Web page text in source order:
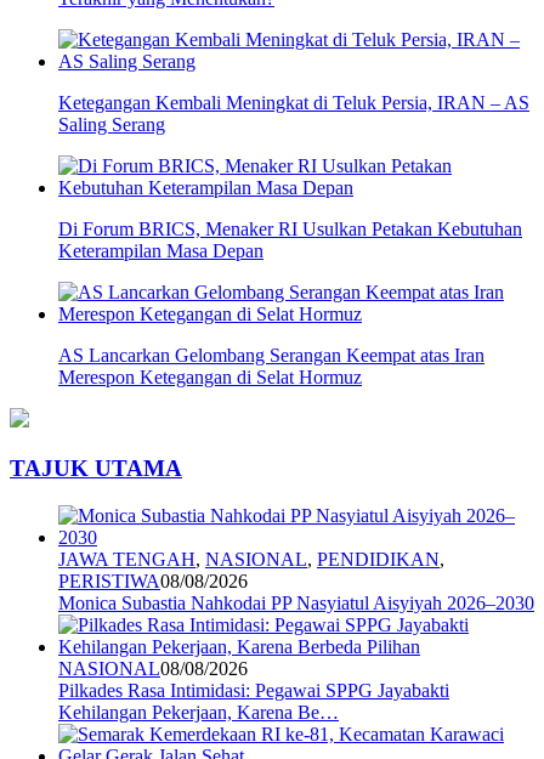
Ketegangan Kembali Meningkat di Teluk Persia, IRAN – AS
Saling Serang
Di Forum BRICS, Menaker RI Usulkan Petakan Kebutuhan
Keterampilan Masa Depan
AS Lancarkan Gelombang Serangan Keempat atas Iran
Merespon Ketegangan di Selat Hormuz
TAJUK UTAMA
JAWA TENGAH, NASIONAL, PENDIDIKAN,
PERISTIWA08/08/2026
Monica Subastia Nahkodai PP Nasyiatul Aisyiyah 2026–2030
NASIONAL08/08/2026
Pilkades Rasa Intimidasi: Pegawai SPPG Jayabakti
Kehilangan Pekerjaan, Karena Be…